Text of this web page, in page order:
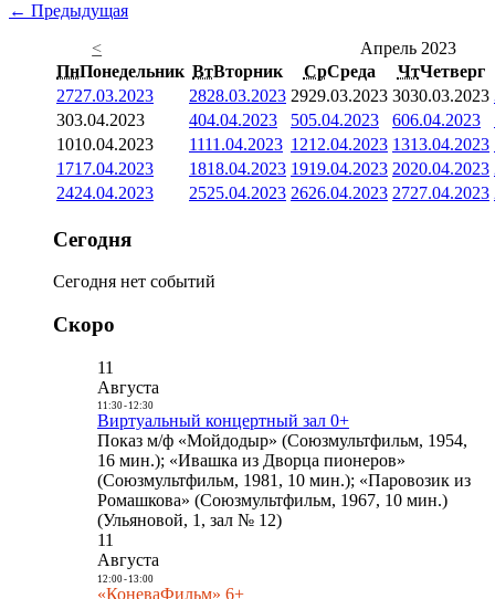
← Предыдущая
<
Апрель 2023
ПнПонедельник ВтВторник СрСреда ЧтЧетверг
2727.03.2023 2828.03.2023 2929.03.2023 3030.03.2023
303.04.2023 404.04.2023 505.04.2023 606.04.2023
1010.04.2023 1111.04.2023 1212.04.2023 1313.04.2023
1717.04.2023 1818.04.2023 1919.04.2023 2020.04.2023
2424.04.2023 2525.04.2023 2626.04.2023 2727.04.2023
Сегодня
Сегодня нет событий
Скоро
11
Августа
11:30- 12:30
Виртуальный концертный зал 0+
Показ м/ф «Мойдодыр» (Союзмультфильм, 1954,
16 мин.); «Ивашка из Дворца пионеров»
(Союзмультфильм, 1981, 10 мин.); «Паровозик из
Ромашкова» (Союзмультфильм, 1967, 10 мин.)
(Ульяновой, 1, зал № 12)
11
Августа
12:00- 13:00
«КоневаФильм» 6+